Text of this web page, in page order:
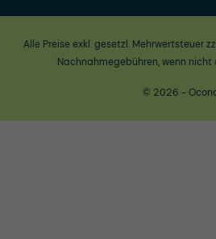
Alle Preise exkl. gesetzl. Mehrwertsteuer
Nachnahmegebühren, wenn
© 2026 -